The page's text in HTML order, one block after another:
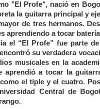
"El Profe", nació en
la guitarra principal y
de tres hermanos.
aprendiendo a tocar
el “El Profe” fue parte
su verdadera
musicales en la
aprendió a tocar la
el tiple y el cuatro.
Central de